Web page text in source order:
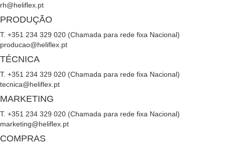
rh@heliflex.pt
PRODUÇÃO
T. +351 234 329 020 (Chamada para rede fixa Nacional)
producao@heliflex.pt
TÉCNICA
T. +351 234 329 020 (Chamada para rede fixa Nacional)
tecnica@heliflex.pt
MARKETING
T. +351 234 329 020 (Chamada para rede fixa Nacional)
marketing@heliflex.pt
COMPRAS